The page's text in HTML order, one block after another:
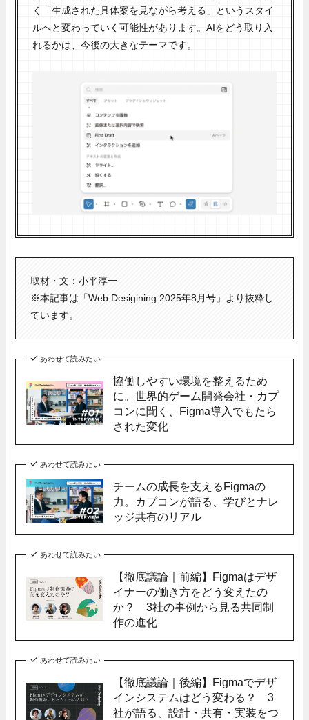
く「生成された具体案を見ながら考える」というスタイ
ルへと変わっていく可能性があります。AIをどう取り入
れるかは、今後の大きなテーマです。
取材・文：小平淳一
※本記事は「Web Desigining 2025年8月号」より抜粋し
ています。
あわせて読みたい
協働しやすい環境を整えるため
に。世界的ゲーム開発会社・カプ
コンに聞く、Figma導入でもたら
された変化
あわせて読みたい
チームの成長を支えるFigmaの
力。カプコンが語る、学びとナレ
ッジ共有のリアル
あわせて読みたい
【徹底議論｜前編】Figmaはデザ
イナーの働き方をどう変えたの
か？ 3社の事例から見る共同制
作の進化
あわせて読みたい
【徹底議論｜後編】Figmaでデザ
インシステムはどう変わる？ 3
社が語る、設計・共有・実装をつ